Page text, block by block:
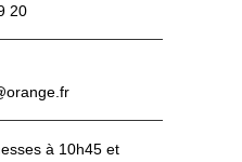
20
à 10h45 et